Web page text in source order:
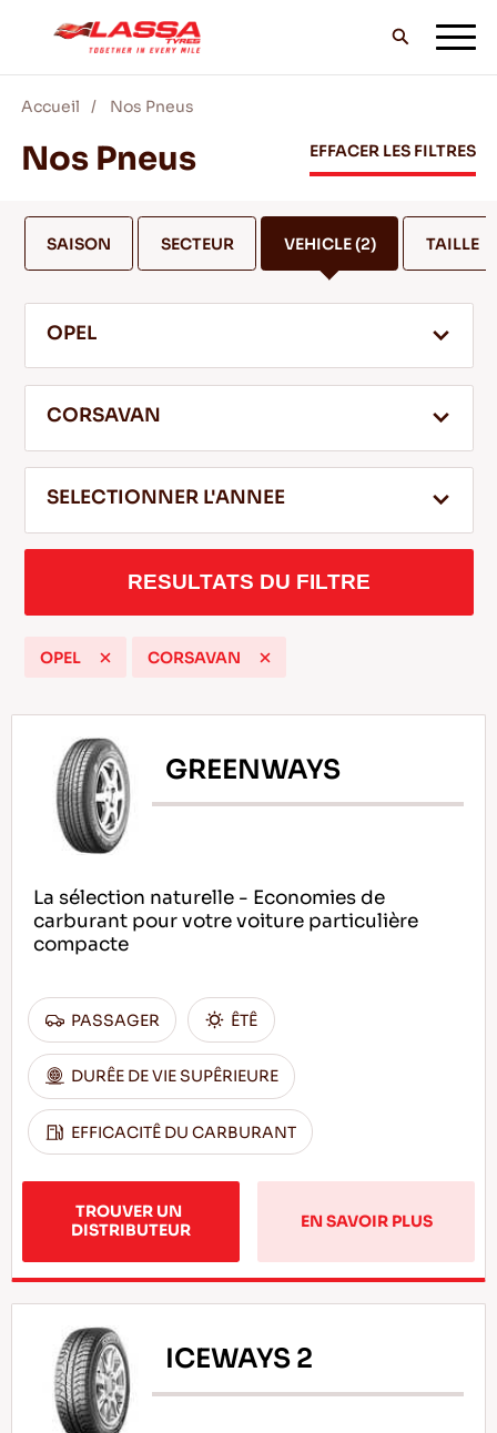
TOUS LES PNEUS LASSA
BLOG & VIDEOS
SERVICE & AIDE
Conseils pour conduire dans la neige
LIRE LA SUITE
Accueil Nos Pneus
Nos Pneus EFFACER LES FILTRES
SAISON SECTEUR VEHICLE(2) TAILLE
OPEL
CORSAVAN
SELECTIONNER L'ANNEE
RESULTATS DU FILTRE
OPEL CORSAVAN
GREENWAYS
La sélection naturelle - Economies de
carburant pour votre voiture particulière
compacte
PASSAGER ÊTÊ
DURÊE DE VIE SUPÊRIEURE
EFFICACITÊ DU CARBURANT
TROUVER UN
DISTRIBUTEUR
EN SAVOIR PLUS
ICEWAYS 2